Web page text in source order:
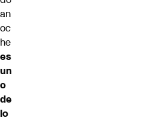
an
oc
he
es
un
o
de
lo